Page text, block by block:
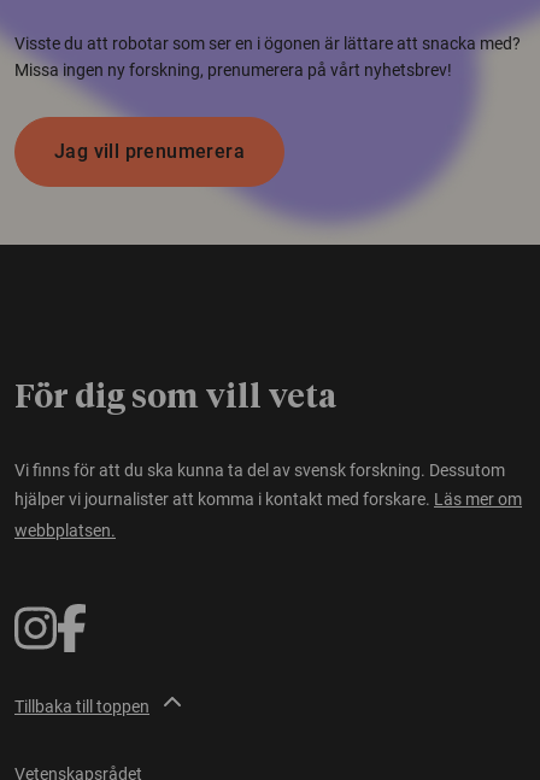
Visste du att robotar som ser en i ögonen är lättare att snacka med?
Missa ingen ny forskning, prenumerera på vårt nyhetsbrev!
Jag vill prenumerera
För dig som vill veta
Vi finns för att du ska kunna ta del av svensk forskning. Dessutom
hjälper vi journalister att komma i kontakt med forskare. Läs mer om
webbplatsen.
Tillbaka till toppen
Vetenskapsrådet